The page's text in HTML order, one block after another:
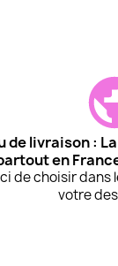
de livraison :
en
de choisir dans
votre